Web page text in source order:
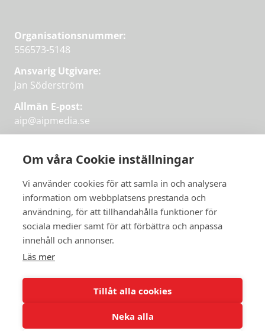
Om våra Cookie inställningar
Vi använder cookies för att samla in och analysera
information om webbplatsens prestanda och
användning, för att tillhandahålla funktioner för
sociala medier samt för att förbättra och anpassa
innehåll och annonser.
Läs mer
Tillåt alla cookies
Neka alla
Få veckans bästa
artiklar i mejlen
varje vecka om våra mest intressanta
Organisationsnummer:
556573-5148
Ansvarig Utgivare:
Jan Söderström
Allmän E-post:
aip@aipmedia.se
aip@flowyinfo.seeller 08-1210 60 40.
Instagram
LinkedIn
Twitter
Facebook
Få veckans bästa
artiklar på mejlen
PRENUMERERA